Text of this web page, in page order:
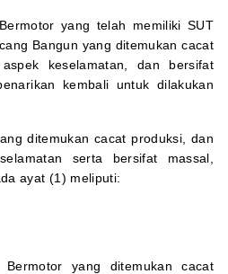
yang telah memiliki SUT
Bangun yang ditemukan cacat
keselamatan, dan bersifat
kembali untuk dilakukan
ditemukan cacat produksi, dan
serta bersifat massal,
ayat (1) meliputi:
yang ditemukan cacat